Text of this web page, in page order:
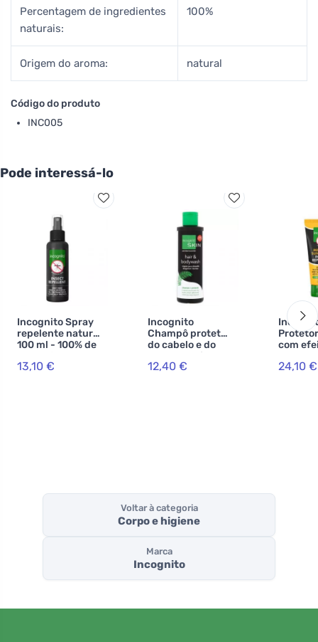
Percentagem de ingredientes
naturais:
100%
Origem do aroma: natural
Código do produto
INC005
Pode interessá-lo
Incognito Spray
repelente natural
100 ml - 100% de
todos os insectos
13,10 €
Incognito
Champô protetor
do cabelo e do
corpo com java
de citronela (200
12,40 €
com
(100
24,10 €
Voltar à categoria
Corpo e higiene
Marca
Incognito